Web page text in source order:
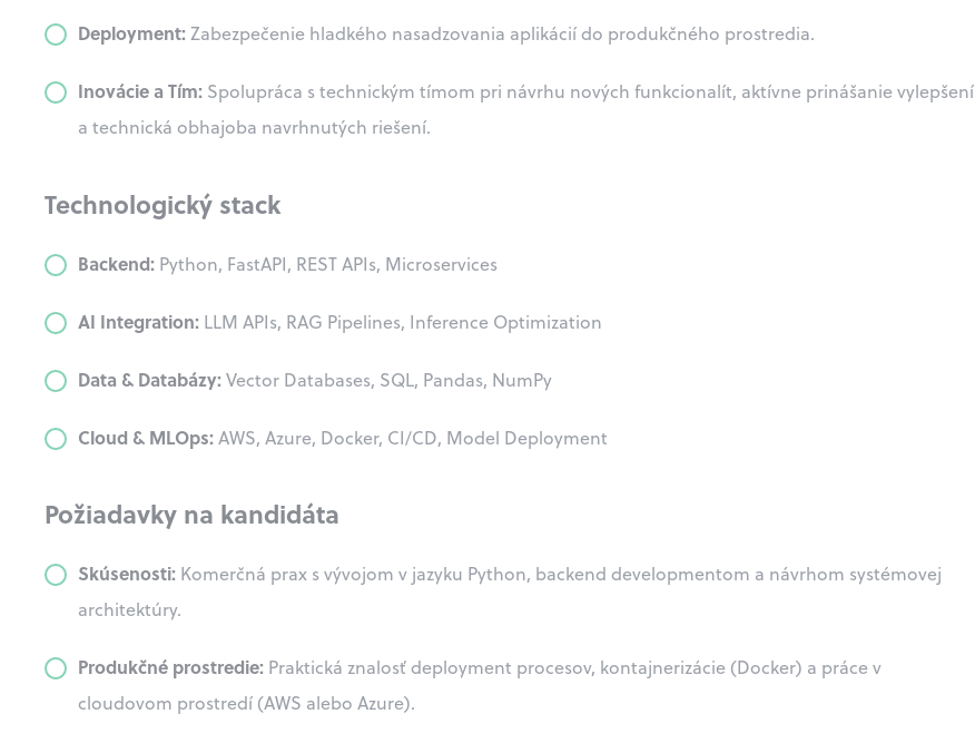
Deployment: Zabezpečenie hladkého nasadzovania aplikácií do produkčného prostredia.
Inovácie a Tím: Spolupráca s technickým tímom pri návrhu nových funkcionalít, aktívne prinášanie vylepšení
a technická obhajoba navrhnutých riešení.
Technologický stack
Backend: Python, FastAPI, REST APIs, Microservices
AI Integration: LLM APIs, RAG Pipelines, Inference Optimization
Data & Databázy: Vector Databases, SQL, Pandas, NumPy
Cloud & MLOps: AWS, Azure, Docker, CI/CD, Model Deployment
Požiadavky na kandidáta
Skúsenosti: Komerčná prax s vývojom v jazyku Python, backend developmentom a návrhom systémovej
architektúry.
Produkčné prostredie: Praktická znalosť deployment procesov, kontajnerizácie (Docker) a práce v
cloudovom prostredí (AWS alebo Azure).